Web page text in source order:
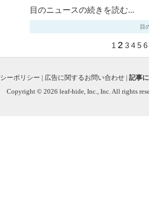
目のニュースの続きを読む...
目
1 2 3 4 5 6
ーポリシー | 広告に関するお問い合わせ | 記事
Copyright © 2026 leaf-hide, Inc., Inc. All rights